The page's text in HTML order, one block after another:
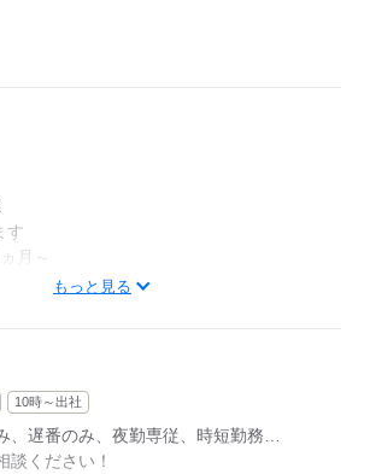
日から半年たっていない方は対象外
＋残業代＋交通費
日の場合）
応募する
す
月～
お待ちしています
の働き方を教えてください。
す！
応募する
もっと見る
10時～出社
、遅番のみ、夜勤専従、時短勤務…
談ください！